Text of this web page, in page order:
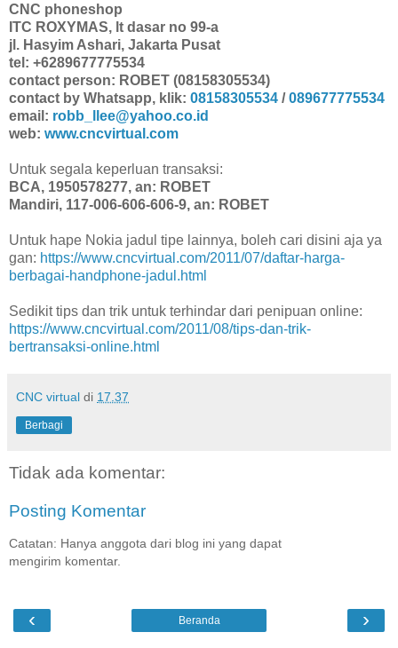
CNC phoneshop
ITC ROXYMAS, lt dasar no 99-a
jl. Hasyim Ashari, Jakarta Pusat
tel: +6289677775534
contact person: ROBET (08158305534)
contact by Whatsapp, klik: 08158305534 /089677775534
email: robb_llee@yahoo.co.id
web: www.cncvirtual.com
Untuk segala keperluan transaksi:
BCA, 1950578277, an: ROBET
Mandiri, 117-006-606-606-9, an: ROBET
Untuk hape Nokia jadul tipe lainnya, boleh cari disini aja ya
gan: https://www.cncvirtual.com/2011/07/daftar-harga-
berbagai-handphone-jadul.html
Sedikit tips dan trik untuk terhindar dari penipuan online:
https://www.cncvirtual.com/2011/08/tips-dan-trik-
bertransaksi-online.html
CNC virtual di 17.37
Berbagi
Tidak ada komentar:
Posting Komentar
Catatan: Hanya anggota dari blog ini yang dapat
mengirim komentar.
‹ ›
Beranda